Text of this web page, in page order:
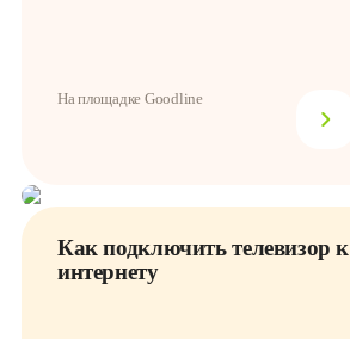
На площадке Goodline
Как подключить телевизор к
интернету